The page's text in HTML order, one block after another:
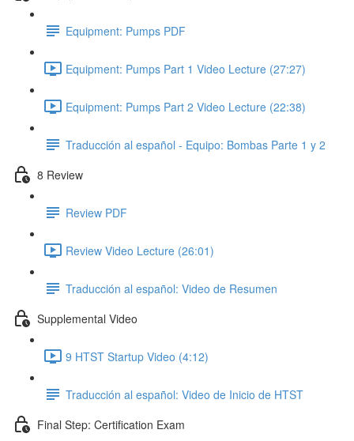
Equipment: Pumps PDF
Equipment: Pumps Part 1 Video Lecture (27:27)
Equipment: Pumps Part 2 Video Lecture (22:38)
Traducción al español - Equipo: Bombas Parte 1 y 2
8 Review
Review PDF
Review Video Lecture (26:01)
Traducción al español: Video de Resumen
Supplemental Video
9 HTST Startup Video (4:12)
Traducción al español: Video de Inicio de HTST
Final Step: Certification Exam